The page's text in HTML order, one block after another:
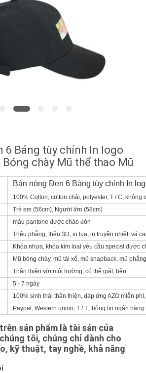
6 Bảng tùy chỉnh In logo
Bóng chày Mũ thể thao Mũ
Bán nóng Đen 6 Bảng tùy chỉnh In
100% Cotton, cotton chải, polyester, T / C, không
Trẻ em (56cm), Người lớn (58cm)
màu pantone được chào đón
Thêu phẳng, thêu 3D, in lụa, in truyền nhiệt, vá
Khóa nhựa, khóa kim loại yêu cầu specisl được
Mũ bóng chày, mũ tài xế, mũ snapback, mũ
Thân thiện với môi trường, có thể giặt, bền
5 - 7 ngày
100% sinh thái thân thiện, đáp ứng AZO miễn
Paypal, Western union, T / T, thông tin ngân
sản phẩm là tài sản của
tôi, chúng chỉ dành cho
kỹ thuật, tay nghề, khả năng